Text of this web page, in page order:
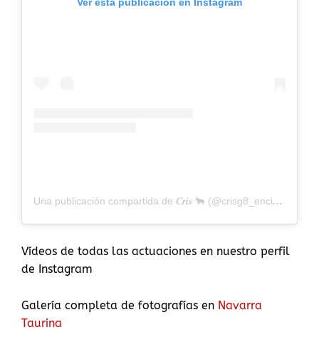
Ver esta publicación en Instagram
Una publicación compartida de 𝑪𝒓𝒊𝒔 🐂 (@crisg8_encierros)
Vídeos de todas las actuaciones en nuestro perfil
de Instagram
Galería completa de fotografías en Navarra
Taurina